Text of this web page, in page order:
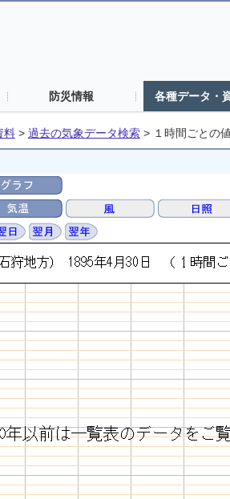
防災情報 各種データ・
料 > 過去の気象データ検索 > １時間ごとの